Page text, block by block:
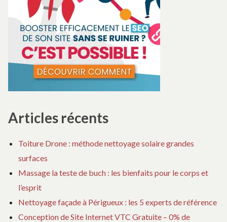
Articles récents
Toiture Drone : méthode nettoyage solaire grandes
surfaces
Massage la teste de buch : les bienfaits pour le corps et
l’esprit
Nettoyage façade à Périgueux : les 5 experts de référence
Conception de Site Internet VTC Gratuite – 0% de